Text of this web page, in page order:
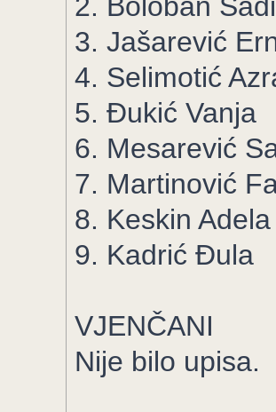
3. Jašarević
4. Selimotić
5. Đukić Vanja
6. Mesarević
7. Martinović
8. Keskin Adela
9. Kadrić Đula
VJENČANI
Nije bilo upisa.